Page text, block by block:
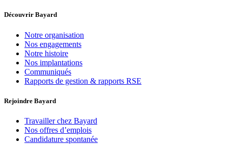
Découvrir Bayard
Notre organisation
Nos engagements
Notre histoire
Nos implantations
Communiqués
Rapports de gestion & rapports RSE
Rejoindre Bayard
Travailler chez Bayard
Nos offres d’emplois
Candidature spontanée